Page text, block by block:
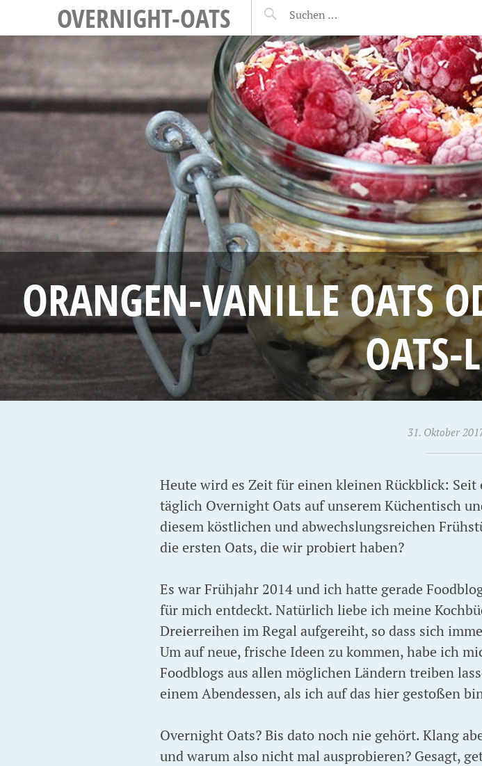
OVERNIGHT-OATS
ORANGEN-VANILLE OATS
OATS-
31. Oktober
Heute wird es Zeit für einen kleinen Rückblick:
täglich Overnight Oats auf unserem Küchentisch
diesem köstlichen und abwechslungsreichen
die ersten Oats, die wir probiert haben?
Es war Frühjahr 2014 und ich hatte gerade
für mich entdeckt. Natürlich liebe ich meine
Dreierreihen im Regal aufgereiht, so dass sich
Um auf neue, frische Ideen zu kommen, habe ich
Foodblogs aus allen möglichen Ländern treiben
einem Abendessen, als ich auf das hier gestoßen
Overnight Oats? Bis dato noch nie gehört. Klang
und warum also nicht mal ausprobieren? Gesagt,